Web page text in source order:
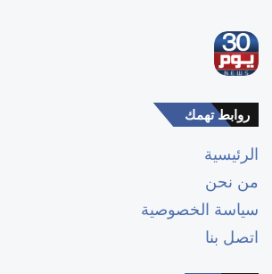
روابط تهمك
الرئيسية
من نحن
سياسة الخصوصية
اتصل بنا